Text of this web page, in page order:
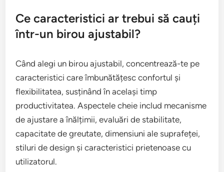
Ce caracteristici ar trebui să cauți
într-un birou ajustabil?
Când alegi un birou ajustabil, concentrează-te pe
caracteristici care îmbunătățesc confortul și
flexibilitatea, susținând în același timp
productivitatea. Aspectele cheie includ mecanisme
de ajustare a înălțimii, evaluări de stabilitate,
capacitate de greutate, dimensiuni ale suprafeței,
stiluri de design și caracteristici prietenoase cu
utilizatorul.